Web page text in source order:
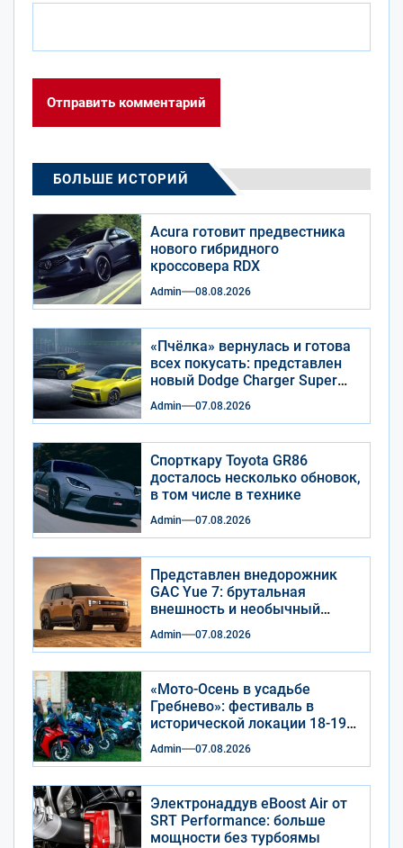
БОЛЬШЕ ИСТОРИЙ
Acura готовит предвестника
нового гибридного
кроссовера RDX
Admin 08.08.2026
«Пчёлка» вернулась и готова
всех покусать: представлен
новый Dodge Charger Super
Bee
Admin 07.08.2026
Спорткару Toyota GR86
досталось несколько обновок,
в том числе в технике
Admin 07.08.2026
Представлен внедорожник
GAC Yue 7: брутальная
внешность и необычный
салон
Admin 07.08.2026
«Мото-Осень в усадьбе
Гребнево»: фестиваль в
исторической локации 18-19
сентября 2026 года
Admin 07.08.2026
Электронаддув eBoost Air от
SRT Performance: больше
мощности без турбоямы